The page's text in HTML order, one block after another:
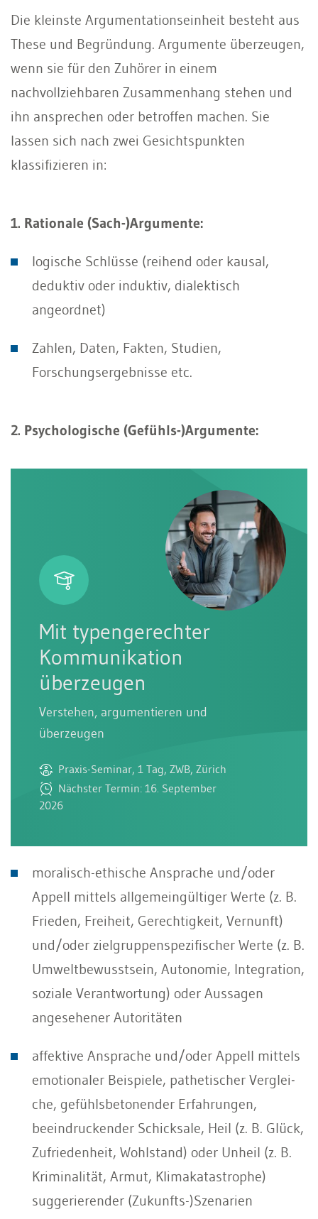
Die kleinste Argumentationseinheit besteht aus
These und Begründung. Argumente überzeugen,
wenn sie für den Zuhörer in einem
nachvollziehbaren Zusammenhang stehen und
ihn ansprechen oder betroffen machen. Sie
lassen sich nach zwei Gesichtspunkten
klassifizieren in:
1. Rationale (Sach-)Argumente:
logische Schlüsse (reihend oder kausal,
deduktiv oder induktiv, dialektisch
angeordnet)
Zahlen, Daten, Fakten, Studien,
Forschungsergebnisse etc.
2. Psychologische (Gefühls-)Argumente:
Mit typengerechter
Kommunikation
überzeugen
Verstehen, argumentieren und
überzeugen
Praxis-Seminar, 1 Tag, ZWB, Zürich
Nächster Termin: 16. September
2026
moralisch-ethische Ansprache und/oder
Appell mittels allgemeingültiger Werte (z. B.
Frie­den, Freiheit, Gerechtigkeit, Vernunft)
und/oder zielgruppenspezifischer Werte (z. B.
Umwelt­bewusstsein, Autonomie, Integration,
soziale Verantwortung) oder Aussagen
angesehener Autoritäten
affektive Ansprache und/oder Appell mittels
emotionaler Beispiele, pathetischer Verglei­
che, gefühlsbetonender Erfahrungen,
beeindruckender Schicksale, Heil (z. B. Glück,
Zufrie­denheit, Wohlstand) oder Unheil (z. B.
Kriminalität, Armut, Klimakatastrophe)
suggerierender (Zukunfts-)Szenarien